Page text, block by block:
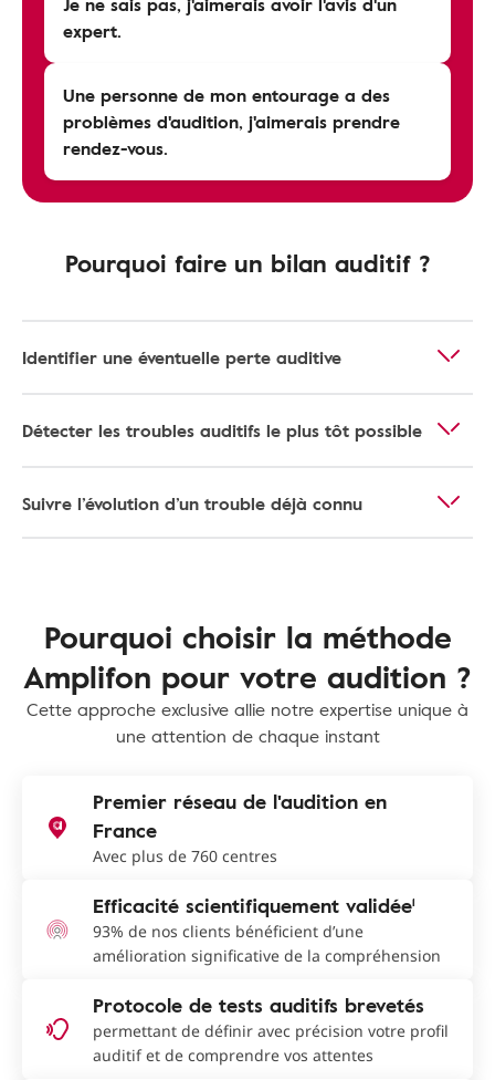
expert.
Une personne de mon entourage a des
problèmes d'audition, j'aimerais prendre
rendez-vous.
Pourquoi faire un bilan auditif ?
Identifier une éventuelle perte auditive
Détecter les troubles auditifs le plus tôt possible
Suivre l’évolution d’un trouble déjà connu
Pourquoi choisir la méthode
Amplifon pour votre audition ?
Cette approche exclusive allie notre expertise unique à
une attention de chaque instant
Premier réseau de l'audition en
France
Avec plus de 760 centres
Efficacité scientifiquement validée¹
93% de nos clients bénéficient d’une
amélioration significative de la compréhension
Protocole de tests auditifs brevetés
permettant de définir avec précision votre profil
auditif et de comprendre vos attentes